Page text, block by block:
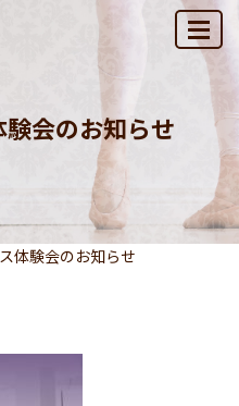
MENU
会のお知らせ
体験会のお知らせ